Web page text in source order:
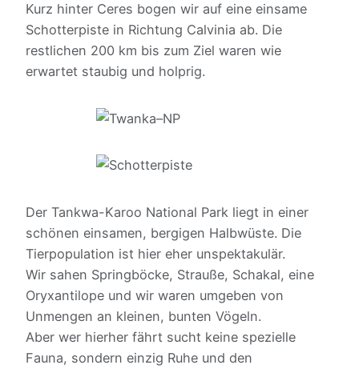
Kurz hinter Ceres bogen wir auf eine einsame
Schotterpiste in Richtung Calvinia ab. Die
restlichen 200 km bis zum Ziel waren wie
erwartet staubig und holprig.
Der Tankwa-Karoo National Park liegt in einer
schönen einsamen, bergigen Halbwüste. Die
Tierpopulation ist hier eher unspektakulär.
Wir sahen Springböcke, Strauße, Schakal, eine
Oryxantilope und wir waren umgeben von
Unmengen an kleinen, bunten Vögeln.
Aber wer hierher fährt sucht keine spezielle
Fauna, sondern einzig Ruhe und den